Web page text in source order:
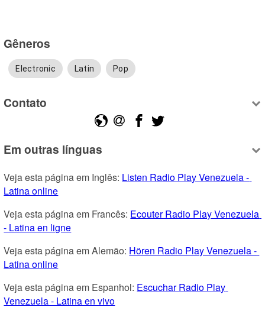
Gêneros
Electronic Latin Pop
Contato
Em outras línguas
Veja esta página em Inglês: Listen Radio Play Venezuela -
Latina online
Veja esta página em Francês: Ecouter Radio Play Venezuela
- Latina en ligne
Veja esta página em Alemão: Hören Radio Play Venezuela -
Latina online
Veja esta página em Espanhol: Escuchar Radio Play
Venezuela - Latina en vivo